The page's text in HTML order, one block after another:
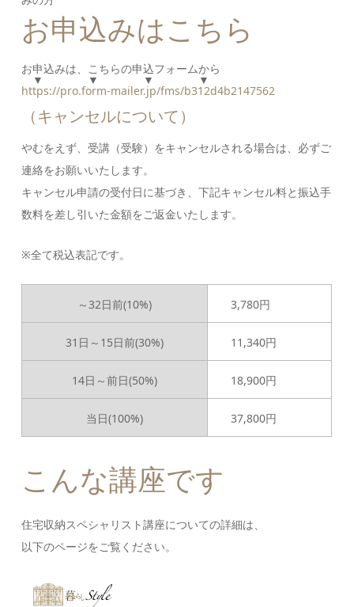
お申込みはこちら
お申込みは、こちらの申込フォームから
▼ ▼ ▼ ▼
https://pro.form-mailer.jp/fms/b312d4b2147562
（キャンセルについて）
やむをえず、受講（受験）をキャンセルされる場合は、必ずご
連絡をお願いいたします。
キャンセル申請の受付日に基づき、下記キャンセル料と振込手
数料を差し引いた金額をご返金いたします。
※全て税込表記です。
～32日前(10%) 3,780円
31日～15日前(30%) 11,340円
14日～前日(50%) 18,900円
当日(100%) 37,800円
こんな講座です
住宅収納スペシャリスト講座についての詳細は、
以下のページをご覧ください。